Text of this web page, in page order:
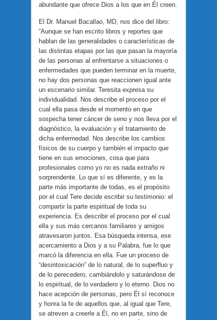
abundante que ofrece Dios a los que en Él creen.
El Dr. Manuel Bacallao, MD, nos dice del libro:
“Aunque se han escrito libros y reportes que
hablan de las generalidades o características de
las distintas etapas por las que pasan la mayoría
de las personas al enfrentarse a situaciones o
enfermedades que pueden terminar en la muerte,
no hay dos personas que reaccionen igual ante
un escenario similar. Teresita expresa su
individualidad. Nos describe el proceso por el
cual ella pasa desde el momento en que
sospecha tener cáncer de seno y nos lleva por el
diagnóstico, la evaluación y el tratamiento de
dicha enfermedad. Nos describe los cambios
físicos de su cuerpo y también el impacto que
tiene en sus emociones, cosa que para
profesionales como yo no es nada extraño ni
sorprendente. Lo que sí es diferente, y es la
parte más importante de todas, es el propósito
por el cual Tere decide escribir su testimonio: el
compartir la parte espiritual de toda su
experiencia. Es describir el proceso por el cual
ella y sus más cercanos familiares y amigos
atravesaron juntos. Esa búsqueda intensa, ese
acercamiento a Dios y a su Palabra, fue lo que
marcó la diferencia en ella. Fue un proceso de
“desintoxicación” de lo natural, de lo superfluo y
de lo perecedero, cambiándolo y saturándose de
lo espiritual, de lo verdadero y lo eterno. Dios no
hace acepción de personas, pero Él sí reconoce
y honra la fe de aquellos que, al igual que Tere,
se atreven a creerle a Él, no en parte, sino de